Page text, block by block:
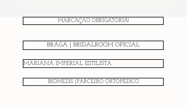
MARCAÇÃO OBRIGATÓRIA!
BRAGA | BRIDALROOM OFICIAL
MARIANA IMPERIAL ESTILISTA
BIOMEDIS |PARCEIRO ORTOPÉDICO